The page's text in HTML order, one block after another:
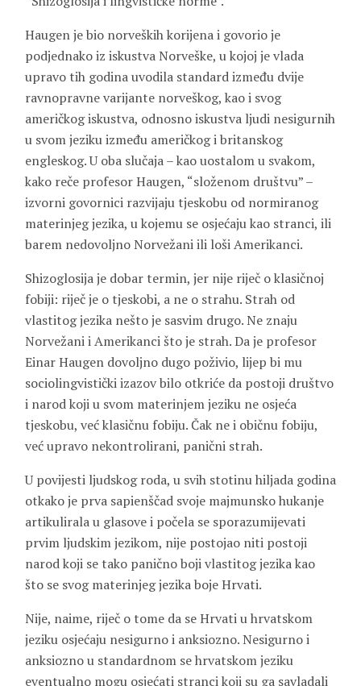
Haugen je bio norveških korijena i govorio je
podjednako iz iskustva Norveške, u kojoj je vlada
upravo tih godina uvodila standard između dvije
ravnopravne varijante norveškog, kao i svog
američkog iskustva, odnosno iskustva ljudi nesigurnih
u svom jeziku između američkog i britanskog
engleskog. U oba slučaja – kao uostalom u svakom,
kako reče profesor Haugen, “složenom društvu” –
izvorni govornici razvijaju tjeskobu od normiranog
materinjeg jezika, u kojemu se osjećaju kao stranci, ili
barem nedovoljno Norvežani ili loši Amerikanci.
Shizoglosija je dobar termin, jer nije riječ o klasičnoj
fobiji: riječ je o tjeskobi, a ne o strahu. Strah od
vlastitog jezika nešto je sasvim drugo. Ne znaju
Norvežani i Amerikanci što je strah. Da je profesor
Einar Haugen dovoljno dugo poživio, lijep bi mu
sociolingvistički izazov bilo otkriće da postoji društvo
i narod koji u svom materinjem jeziku ne osjeća
tjeskobu, već klasičnu fobiju. Čak ne i običnu fobiju,
već upravo nekontrolirani, panični strah.
U povijesti ljudskog roda, u svih stotinu hiljada godina
otkako je prva sapienščad svoje majmunsko hukanje
artikulirala u glasove i počela se sporazumijevati
prvim ljudskim jezikom, nije postojao niti postoji
narod koji se tako panično boji vlastitog jezika kao
što se svog materinjeg jezika boje Hrvati.
Nije, naime, riječ o tome da se Hrvati u hrvatskom
jeziku osjećaju nesigurno i anksiozno. Nesigurno i
anksiozno u standardnom se hrvatskom jeziku
eventualno mogu osjećati stranci koji su ga savladali